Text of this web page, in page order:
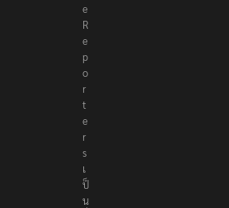
h
e
R
e
p
o
r
t
e
r
s
เ
ป็